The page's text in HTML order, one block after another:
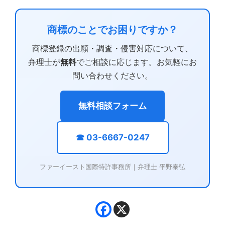
商標のことでお困りですか？
商標登録の出願・調査・侵害対応について、
弁理士が無料でご相談に応じます。お気軽にお
問い合わせください。
無料相談フォーム
☎ 03-6667-0247
ファーイースト国際特許事務所｜弁理士 平野泰弘